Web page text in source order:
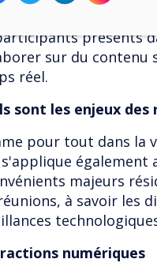
de partage
présents
sur du contenu
réel.
sont les enjeux des
pour tout dans la
également
majeurs
à savoir les
numériques